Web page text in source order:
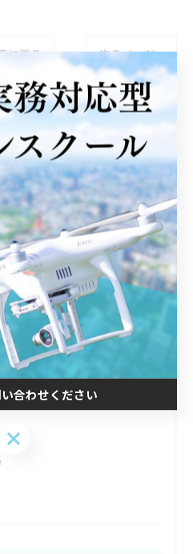
覧に戻る 次のページ >
タグ
センス講習
#宮城県
#ドローン
ー Categories
テゴリー
合わせください
合わせください